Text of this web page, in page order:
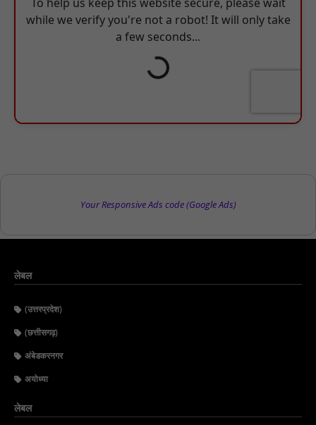
Your Responsive Ads code (Google Ads)
लेबल
(उत्तरप्रदेश)
(छत्तीसगढ़)
अंबेडकरनगर
अयोध्या
लेबल